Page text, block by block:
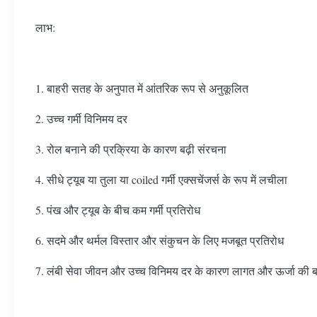
लाभ:
1. बाहरी सतह के अनुपात में आंतरिक रूप से अनुकूलित
2. उच्च गर्मी विनिमय दर
3. रोल बनाने की प्रक्रिया के कारण बढ़ी संरचना
4. सीधे ट्यूब या तुला या coiled गर्मी एक्सचेंजर्स के रूप में लचीला
5. पंख और ट्यूब के बीच कम गर्मी प्रतिरोध
6. सदमे और थर्मल विस्तार और संकुचन के लिए मजबूत प्रतिरोध
7. लंबी सेवा जीवन और उच्च विनिमय दर के कारण लागत और ऊर्जा की